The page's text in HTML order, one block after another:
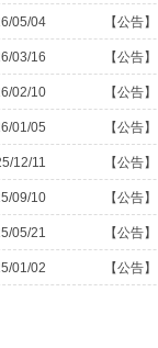
05/04 【公告】
03/16 【公告】
02/10 【公告】
01/05 【公告】
12/11 【公告】
09/10 【公告】
05/21 【公告】
01/02 【公告】